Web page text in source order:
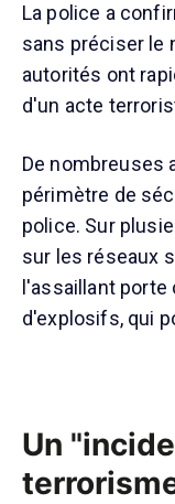
La police a
sans préciser le
autorités ont
d'un acte
De nombreuses
périmètre de
police. Sur
sur les réseaux
l'assaillant
d'explosifs, qui
Un